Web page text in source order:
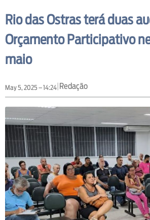
Rio das Ostras terá duas
Orçamento Participativo
maio
May 5, 2025 – 14:24|Redação